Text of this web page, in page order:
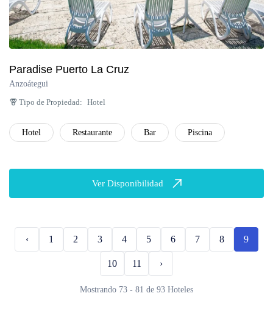
Paradise Puerto La Cruz
Anzoátegui
Tipo de Propiedad: Hotel
Hotel Restaurante Bar Piscina
Ver Disponibilidad
‹ 1 2 3 4 5 6 7 8 9
10 11 ›
Mostrando 73 - 81 de 93 Hoteles